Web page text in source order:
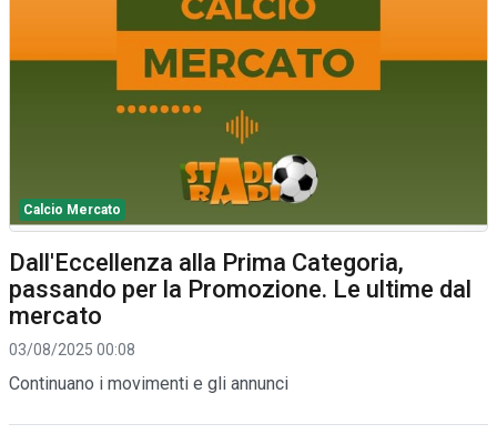
Calcio Mercato
Dall'Eccellenza alla Prima Categoria,
passando per la Promozione. Le ultime dal
mercato
03/08/2025 00:08
Continuano i movimenti e gli annunci